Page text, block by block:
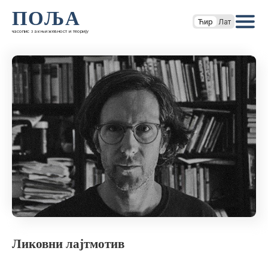
ПОЉА
часопис за књижевност и теорију
Ћир Лат
Ликовни лајтмотив